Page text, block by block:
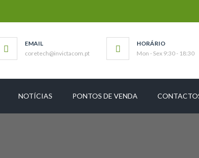
EMAIL
coretech@invictacom.pt
HORÁRIO
Mon - Sex 9:30 - 18:30
NOTÍCIAS PONTOS DE VENDA